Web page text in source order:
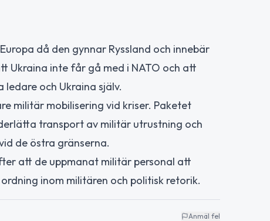
då den gynnar Ryssland och innebär
Ukraina inte får gå med i NATO och att
och Ukraina själv.
militär mobilisering vid kriser. Paketet
transport av militär utrustning och
de östra gränserna.
att de uppmanat militär personal att
inom militären och politisk retorik.
Anmäl fel